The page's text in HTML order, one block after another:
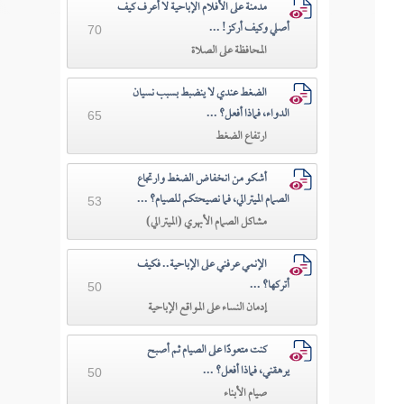
مدمنة على الأفلام الإباحية لا أعرف كيف
أصلي وكيف أركز! ...
المحافظة على الصلاة
70
الضغط عندي لا ينضبط بسبب نسيان
الدواء، فماذا أفعل؟ ...
ارتفاع الضغط
65
أشكو من انخفاض الضغط وارتجاع
الصمام الميترالي، فما نصيحتكم للصيام؟ ...
مشاكل الصمام الأبهري (الميترالي)
53
الإنمي عرفني على الإباحية.. فكيف
أتركها؟ ...
إدمان النساء على المواقع الإباحية
50
كنت متعودًا على الصيام ثم أصبح
يرهقني، فماذا أفعل؟ ...
صيام الأبناء
50